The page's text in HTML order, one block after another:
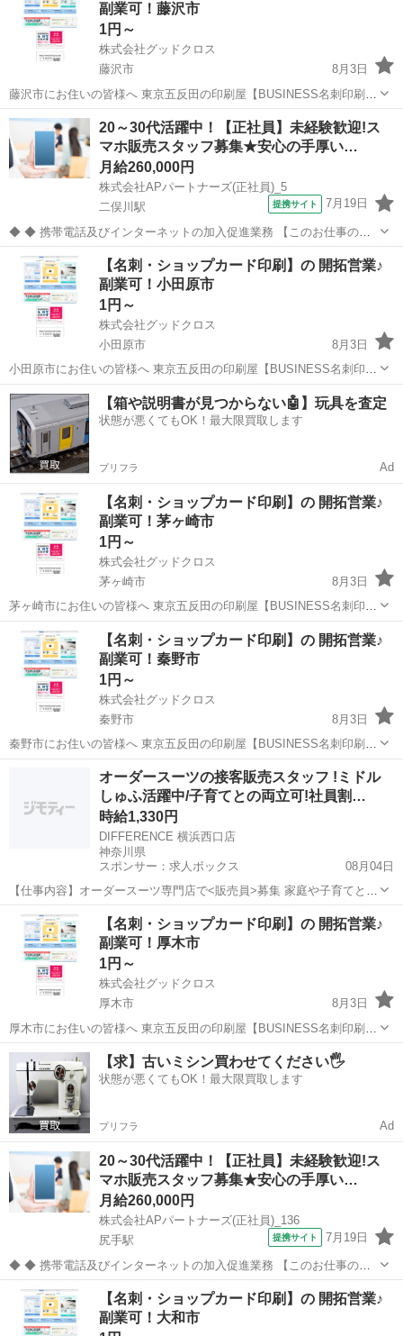
接客販売がしたい」...副業可！藤沢市
1円～
株式会社グッドクロス
藤沢市
8月3日
藤沢市にお住いの皆様へ 東京五反田の印刷屋【BUSINESS名刺印刷
所】です。 Wワーク・副業として 企業や飲食店等の店舗に対して 名
刺印刷の開拓営業 を行っていただける方を募集しています。 今のあ
な...
神奈川 藤沢市 営業 スタッフ
20～30代活躍中！【正社員】未経験歓迎!ス
マホ販売スタッフ募集★安心の手厚い…
月給260,000円
株式会社APパートナーズ(正社員)_5
二俣川駅
提携サイト 7月19日
◆ ◆ 携帯電話及びインターネットの加入促進業務 【このお仕事のお
すすめポイント】 ・ゼロからでも始められる充実の研修制度！ ・分か
らないことは先輩スタッフにすぐ聞ける！手厚いサポート体制あり！
・働きやすい環境で長く...
神奈川 横浜市 二俣川駅 携帯ショップ
【名刺・ショップカード印刷】の 開拓営業♪
副業可！小田原市
1円～
株式会社グッドクロス
小田原市
8月3日
小田原市にお住いの皆様へ 東京五反田の印刷屋【BUSINESS名刺印刷
所】です。 Wワーク・副業として 企業や飲食店等の店舗に対して 名
刺印刷の開拓営業 を行っていただける方を募集しています。 今のあ...
神奈川 小田原市 営業 スタッフ
【箱や説明書が見つからない🤖】玩具を査定
状態が悪くてもOK！最大限買取します
プリフラ Ad
【名刺・ショップカード印刷】の 開拓営業♪
副業可！茅ヶ崎市
1円～
株式会社グッドクロス
茅ヶ崎市
8月3日
茅ヶ崎市にお住いの皆様へ 東京五反田の印刷屋【BUSINESS名刺印刷
所】です。 Wワーク・副業として 企業や飲食店等の店舗に対して 名
刺印刷の開拓営業 を行っていただける方を募集しています。 今のあ...
神奈川 茅ヶ崎市 営業 スタッフ
【名刺・ショップカード印刷】の 開拓営業♪
副業可！秦野市
1円～
株式会社グッドクロス
秦野市
8月3日
秦野市にお住いの皆様へ 東京五反田の印刷屋【BUSINESS名刺印刷
所】です。 Wワーク・副業として 企業や飲食店等の店舗に対して 名
刺印刷の開拓営業 を行っていただける方を募集しています。 今のあ
営業 スタッフ
オーダースーツの接客販売スタッフ !ミドル
しゅふ活躍中/子育てとの両立可!社員割…
時給1,330円
DIFFERENCE 横浜西口店
神奈川県
スポンサー：求人ボックス
08月04日
【仕事内容】オーダースーツ専門店で<販売員>募集 家庭や子育てとの
両立OK!/ 週1日・1日1h～OK 扶養内勤務OK!時間曜日応相談 ミドルし
ゅふさん活躍中 久しぶりの仕事復帰も応援! 「お客様と近い距離感で
接客販売がしたい」...
アルバイト・パート
【名刺・ショップカード印刷】の 開拓営業♪
副業可！厚木市
1円～
株式会社グッドクロス
厚木市
8月3日
厚木市にお住いの皆様へ 東京五反田の印刷屋【BUSINESS名刺印刷
所】です。 Wワーク・副業として 企業や飲食店等の店舗に対して 名
刺印刷の開拓営業 を行っていただける方を募集しています。 今のあ
な...
神奈川 厚木市 営業 スタッフ
【求】古いミシン買わせてください🖐️
状態が悪くてもOK！最大限買取します
プリフラ Ad
20～30代活躍中！【正社員】未経験歓迎!ス
マホ販売スタッフ募集★安心の手厚い…
月給260,000円
株式会社APパートナーズ(正社員)_136
尻手駅
提携サイト 7月19日
◆ ◆ 携帯電話及びインターネットの加入促進業務 【このお仕事のお
すすめポイント】 ・ゼロからでも始められる充実の研修制度！ ・分か
らないことは先輩スタッフにすぐ聞ける！手厚いサポート体制あり！
・働きやすい環境で長く...
神奈川 横浜市 尻手駅 携帯ショップ
【名刺・ショップカード印刷】の 開拓営業♪
副業可！大和市